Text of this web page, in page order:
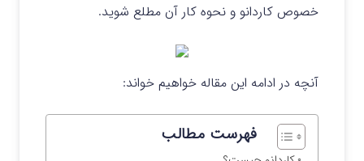
خصوص کاردانو و نحوه کار آن مطلع شوید.
آنچه در ادامه این مقاله خواهیم خواند:
فهرست مطالب